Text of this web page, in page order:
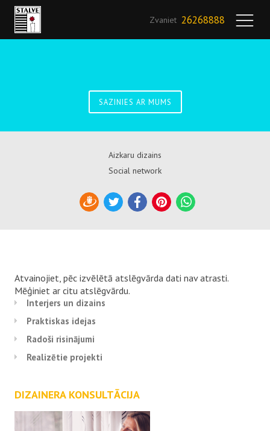
Zvaniet 26268888
SAZINIES AR MUMS
Aizkaru dizains
Social network
DraugiemTwitterFacebookPinterestWhatsApp
Interjers un dizains
Praktiskas idejas
Radoši risinājumi
Realizētie projekti
DIZAINERA KONSULTĀCIJA
Atvainojiet, pēc izvēlētā atslēgvārda dati nav atrasti.
Mēģiniet ar citu atslēgvārdu.